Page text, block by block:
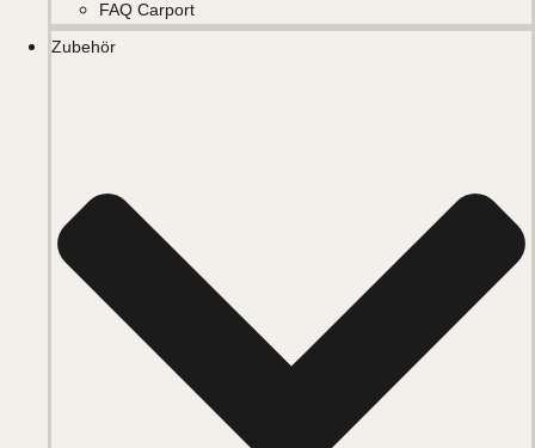
FAQ Carport
Zubehör